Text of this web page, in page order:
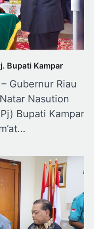
Bupati Kampar
Gubernur Riau
Nasution
Bupati Kampar